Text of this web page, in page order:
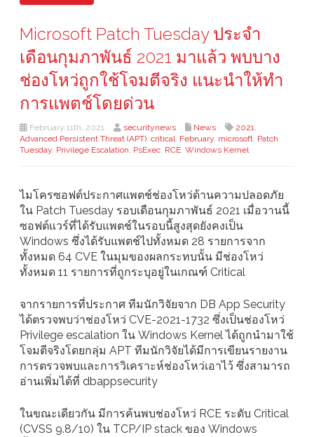
Microsoft Patch Tuesday ประจำ
เดือนกุมภาพันธ์ 2021 มาแล้ว พบบาง
ช่องโหว่ถูกใช้โจมตีจริง แนะนำให้ทำ
การแพตช์โดยด่วน
February 11th, 2021 securitynews News 2021,
Advanced Persistent Threat (APT), critical, February, microsoft, Patch
Tuesday, Privilege Escalation, PsExec, RCE, Windows Kernel
ไมโครซอฟต์ประกาศแพตช์ช่องโหว่ด้านความปลอดภัย
ใน Patch Tuesday รอบเดือนกุมภาพันธ์ 2021 เมื่อวานนี้
ซอฟต์แวร์ที่ได้รับแพตช์ในรอบนี้สูงสุดยังคงเป็น
Windows ซึ่งได้รับแพตช์ไปทั้งหมด 28 รายการจาก
ทั้งหมด 64 CVE ในมุมของผลกระทบนั้น มีช่องโหว่
ทั้งหมด 11 รายการที่ถูกระบุอยู่ในเกณฑ์ Critical
จากรายการที่ประกาศ ทีมนักวิจัยจาก DB App Security
ได้ตรวจพบว่าช่องโหว่ CVE-2021-1732 ซึ่งเป็นช่องโหว่
Privilege escalation ใน Windows Kernel ได้ถูกนำมาใช้
โจมตีจริงโดยกลุ่ม APT ทีมนักวิจัยได้มีการเขียนรายงาน
การตรวจพบและการวิเคราะห์ช่องโหว่เอาไว้ ซึ่งสามารถ
อ่านเพิ่มได้ที่ dbappsecurity
ในขณะเดียวกัน มีการค้นพบช่องโหว่ RCE ระดับ Critical
(CVSS 9.8/10) ใน TCP/IP stack ของ Windows